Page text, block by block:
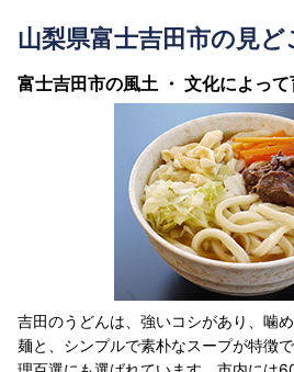
山梨県富士吉田市の見ど
富士吉田市の風土 ・ 文化によっ
吉田のうどんは、強いコシがあり、噛
麺と、シンプルで素朴なスープが特徴